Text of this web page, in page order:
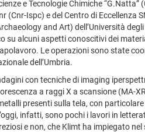
e Tecnologie Chimiche “G.Natta”
(Cnr-Ispc) e del Centro di Eccellenza
and Art) dell’Università
su alcuni aspetti conoscitivi dei
Le operazioni sono state
dell’Umbria.
con tecniche di imaging
a raggi X a scansione (MA-
presenti sulla tela, con
infatti, sono pochi i lavori in
e non, che Klimt ha impiegato